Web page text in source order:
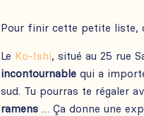
Pour finir cette petite liste,
Le Ko-Ishi, situé au 25 rue
incontournable qui a
sud. Tu pourras te régaler
ramens … Ça donne une